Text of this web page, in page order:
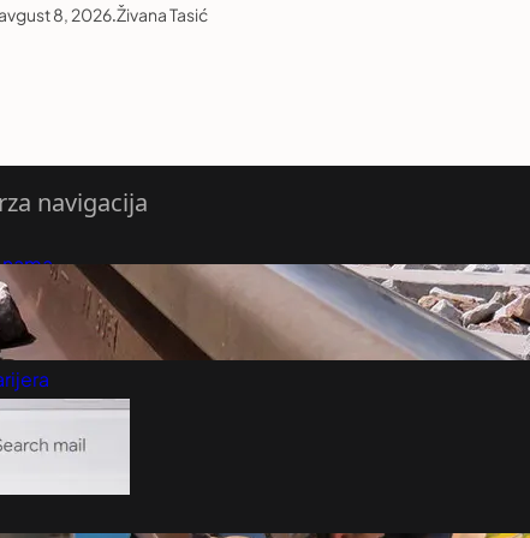
8, 2026.Živana Tasić
navigacija
Vest
se na vesti